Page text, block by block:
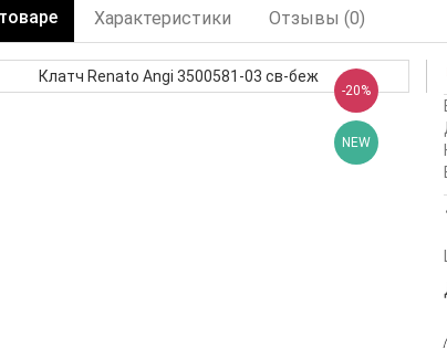
Характеристики Отзывы (0)
-20%
NEW